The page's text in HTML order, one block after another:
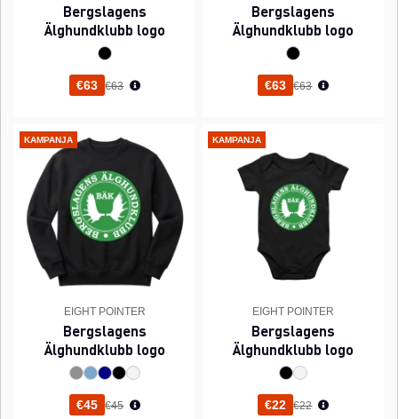
Bergslagens
Älghundklubb logo
€63 Normaali hinta
€63
Bergslagens
Älghundklubb logo
€63 Normaali hinta
€63
KAMPANJA
EIGHT POINTER
Bergslagens
Älghundklubb logo
€45 Normaali hinta
€45
KAMPANJA
EIGHT POINTER
Bergslagens
Älghundklubb logo
€22 Normaali hinta
€22